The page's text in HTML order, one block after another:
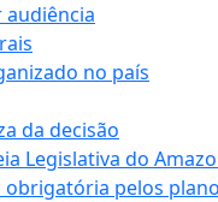
audiência
no país
da decisão
Legislativa do
pelos